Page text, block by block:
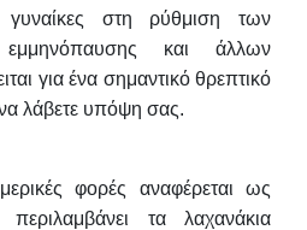
γυναίκες στη ρύθμιση των
και άλλων
για ένα σημαντικό θρεπτικό
λάβετε υπόψη σας.
φορές αναφέρεται ως
τα λαχανάκια